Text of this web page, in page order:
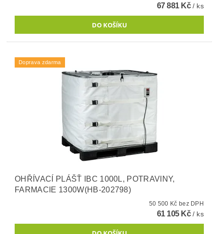
67 881 Kč/ ks
Doprava zdarma
OHŘÍVACÍ PLÁŠŤ IBC 1000L, POTRAVINY,
FARMACIE 1300W(HB-202798)
50 500 Kč bez DPH
61 105 Kč/ ks